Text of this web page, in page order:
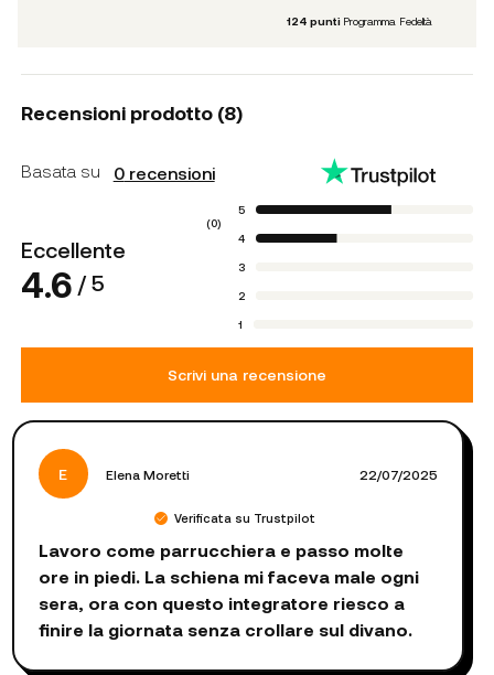
124 punti Programma Fedeltà
Recensioni prodotto (8)
Basata su 0recensioni
(0)
Eccellente
4.6 / 5
5
4
3
2
1
Scrivi una recensione
E Elena Moretti 22/07/2025
Verificata su Trustpilot
Lavoro come parrucchiera e passo molte
ore in piedi. La schiena mi faceva male ogni
sera, ora con questo integratore riesco a
finire la giornata senza crollare sul divano.